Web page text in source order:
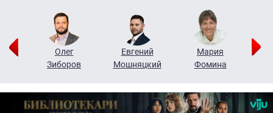
Олег
Зиборов
Евгений
Мошняцкий
Мария
Фомина